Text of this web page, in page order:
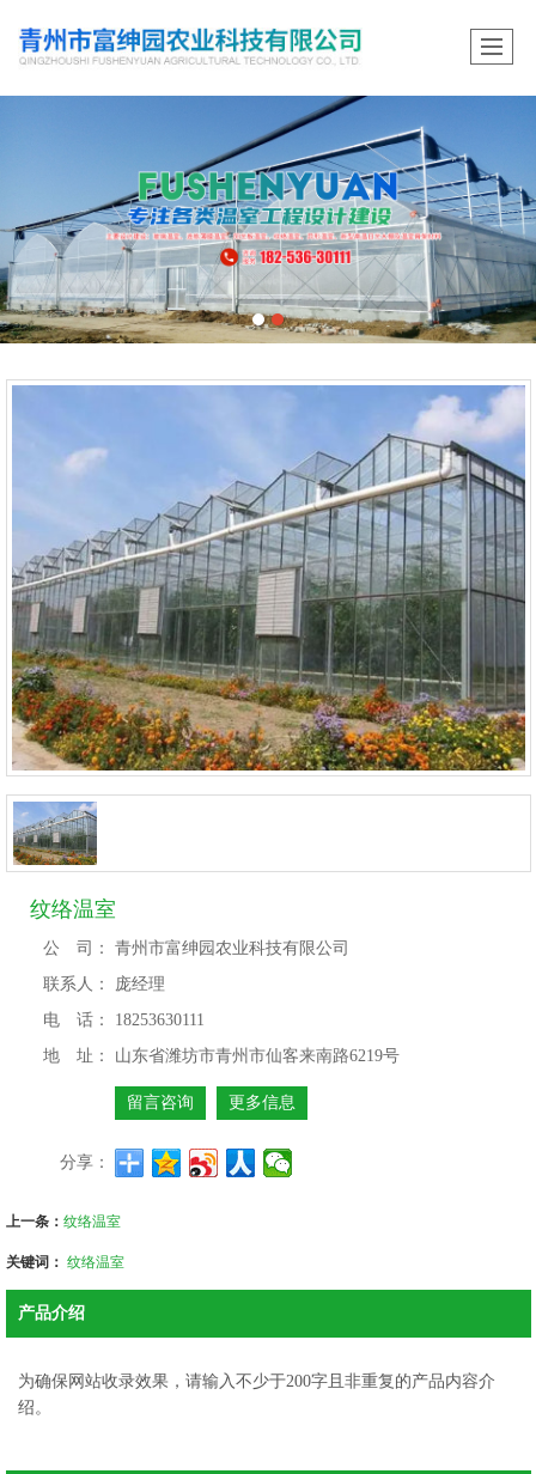
纹络温室
公 司：
青州市富绅园农业科技有限公司
联系人：
庞经理
电 话：
18253630111
地 址：
山东省潍坊市青州市仙客来南路6219号
留言咨询 更多信息
分享：
上一条： 纹络温室
关键词： 纹络温室
产品介绍
为确保网站收录效果，请输入不少于200字且非重复的产品内容介
绍。